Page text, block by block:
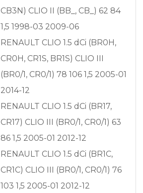
CB3N) CLIO II (BB_, CB_) 62 84
1,5 1998-03 2009-06
RENAULT CLIO 1.5 dCi (BR0H,
CR0H, CR1S, BR1S) CLIO III
(BR0/1, CR0/1) 78 106 1,5 2005-01
2014-12
RENAULT CLIO 1.5 dCi (BR17,
CR17) CLIO III (BR0/1, CR0/1) 63
86 1,5 2005-01 2012-12
RENAULT CLIO 1.5 dCi (BR1C,
CR1C) CLIO III (BR0/1, CR0/1) 76
103 1,5 2005-01 2012-12